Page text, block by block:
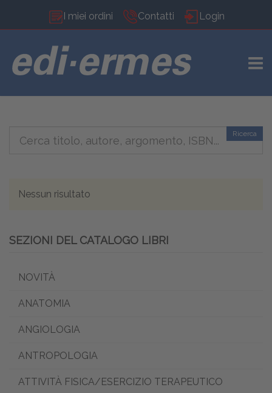
I miei ordini Contatti Login
Ricerca
Nessun risultato
SEZIONI DEL CATALOGO LIBRI
NOVITÀ
ANATOMIA
ANGIOLOGIA
ANTROPOLOGIA
ATTIVITÀ FISICA/ESERCIZIO TERAPEUTICO